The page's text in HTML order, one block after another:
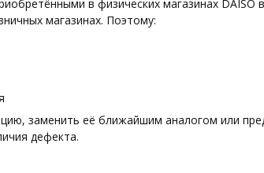
в физических магазинах
магазинах. Поэтому:
заменить её ближайшим аналогом или
дефекта.